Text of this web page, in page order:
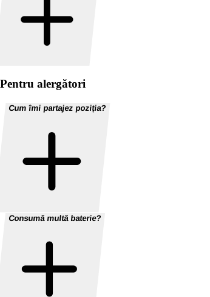
Pentru alergători
Cum îmi partajez poziția?
Consumă multă baterie?